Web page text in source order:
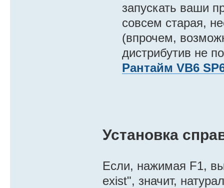
запускать ваши
совсем старая,
(впрочем,
дистрибутив не
Рантайм VB6
Установка
Если, нажимая F1,
exist", значит,